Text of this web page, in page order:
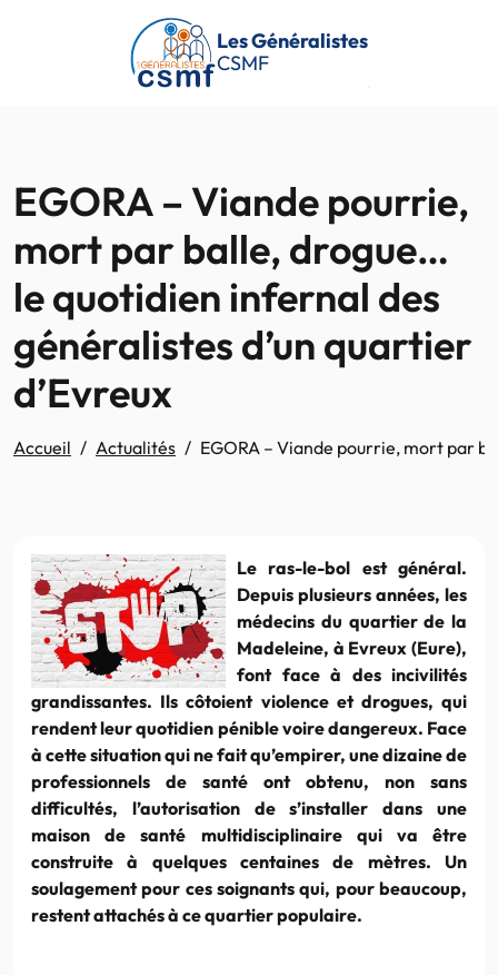
Passer au contenu principal
Les Généralistes
CSMF
EGORA – Viande pourrie,
mort par balle, drogue…
le quotidien infernal des
généralistes d’un quartier
d’Evreux
Accueil Actualités EGORA – Viande pourrie, mort par
Le ras-le-bol est général.
Depuis plusieurs années, les
médecins du quartier de la
Madeleine, à Evreux (Eure),
font face à des incivilités
grandissantes. Ils côtoient violence et drogues, qui
rendent leur quotidien pénible voire dangereux. Face
à cette situation qui ne fait qu’empirer, une dizaine de
professionnels de santé ont obtenu, non sans
difficultés, l’autorisation de s’installer dans une
maison de santé multidisciplinaire qui va être
construite à quelques centaines de mètres. Un
soulagement pour ces soignants qui, pour beaucoup,
restent attachés à ce quartier populaire.